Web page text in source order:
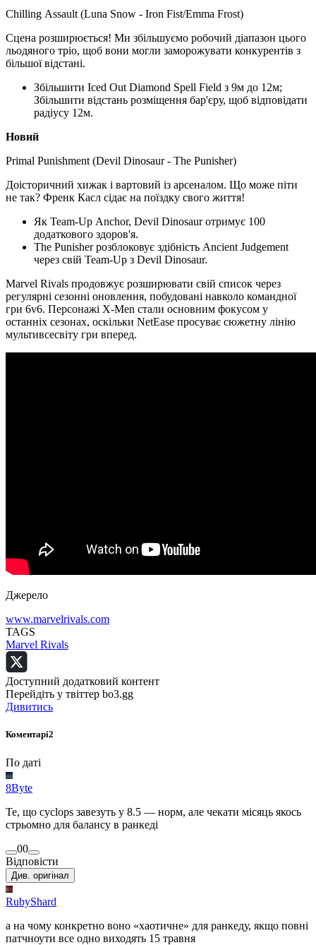
Chilling Assault (Luna Snow - Iron Fist/Emma Frost)
Сцена розширюється! Ми збільшуємо робочий діапазон цього
льодяного тріо, щоб вони могли заморожувати конкурентів з
більшої відстані.
Збільшити Iced Out Diamond Spell Field з 9м до 12м;
Збільшити відстань розміщення бар'єру, щоб відповідати
радіусу 12м.
Новий
Primal Punishment (Devil Dinosaur - The Punisher)
Доісторичний хижак і вартовий із арсеналом. Що може піти
не так? Френк Касл сідає на поїздку свого життя!
Як Team-Up Anchor, Devil Dinosaur отримує 100
додаткового здоров'я.
The Punisher розблоковує здібність Ancient Judgement
через свій Team-Up з Devil Dinosaur.
Marvel Rivals продовжує розширювати свій список через
регулярні сезонні оновлення, побудовані навколо командної
гри 6v6. Персонажі X-Men стали основним фокусом у
останніх сезонах, оскільки NetEase просуває сюжетну лінію
мультивсесвіту гри вперед.
Джерело
www.marvelrivals.com
TAGS
Marvel Rivals
Доступний додатковий контент
Перейдіть у твіттер bo3.gg
Дивитись
Коментарі2
По даті
8Byte
Те, що cyclops завезуть у 8.5 — норм, але чекати місяць якось
стрьомно для балансу в ранкеді
00
Відповісти
Див. оригінал
RubyShard
а на чому конкретно воно «хаотичне» для ранкеду, якщо повні
патчноути все одно виходять 15 травня